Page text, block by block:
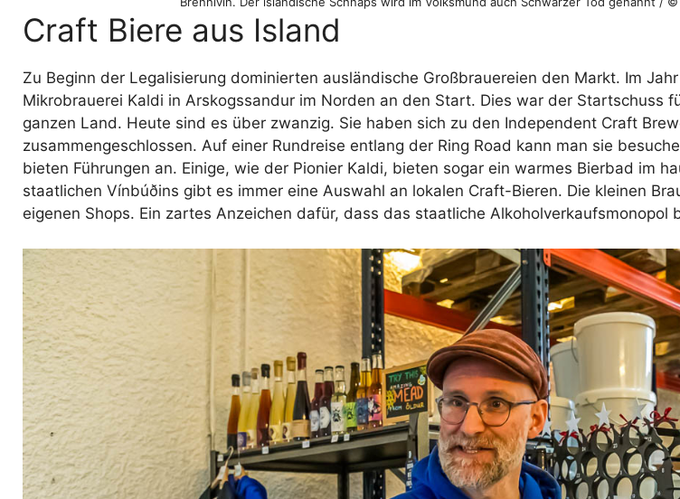
Craft Biere aus Island
Zu Beginn der Legalisierung dominierten ausländische Großbrauereien den Markt. Im
Mikrobrauerei Kaldi in Arskogssandur im Norden an den Start. Dies war der Startschuss
ganzen Land. Heute sind es über zwanzig. Sie haben sich zu den Independent Craft
zusammengeschlossen. Auf einer Rundreise entlang der Ring Road kann man sie
bieten Führungen an. Einige, wie der Pionier Kaldi, bieten sogar ein warmes Bierbad im
staatlichen Vínbúðins gibt es immer eine Auswahl an lokalen Craft-Bieren. Die kleinen
eigenen Shops. Ein zartes Anzeichen dafür, dass das staatliche Alkoholverkaufsmonopol